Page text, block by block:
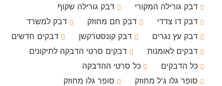
דבק גורילה המקורי
דבק גורילה שקוף
דבק דו צדדי
דבק חם מחוזק
דבק למשרד
דבק עץ נגרים
דבק קונסטרקשן
דבקים חדשים
דבקים לאומנות
דבקים סרטי הדבקה לתיקונים
כל הדבקים
כל סרטי ההדבקה
סופר גלו ג'ל מחוזק
סופר גלו מחוזק